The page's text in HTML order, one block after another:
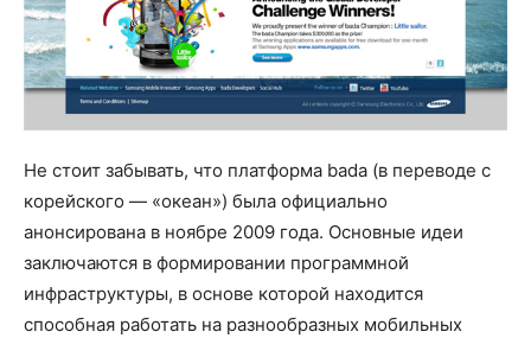
Не стоит забывать, что платформа bada (в переводе с
корейского — «океан») была официально
анонсирована в ноябре 2009 года. Основные идеи
заключаются в формировании программной
инфраструктуры, в основе которой находится
способная работать на разнообразных мобильных